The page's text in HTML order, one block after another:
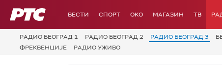
РТС ВЕСТИ СПОРТ OKO МАГАЗИН ТВ
РАДИО БЕОГРАД 1 РАДИО БЕОГРАД 2 РАДИО БЕОГРАД 3
ФРЕКВЕНЦИЈЕ
РАДИО УЖИВО